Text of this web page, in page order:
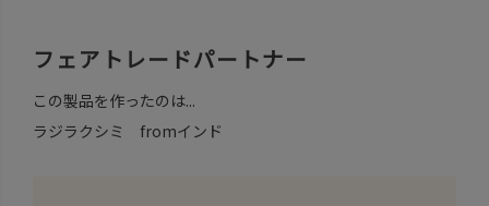
フェアトレードパートナー
この製品を作ったのは...
ラジラクシミ fromインド